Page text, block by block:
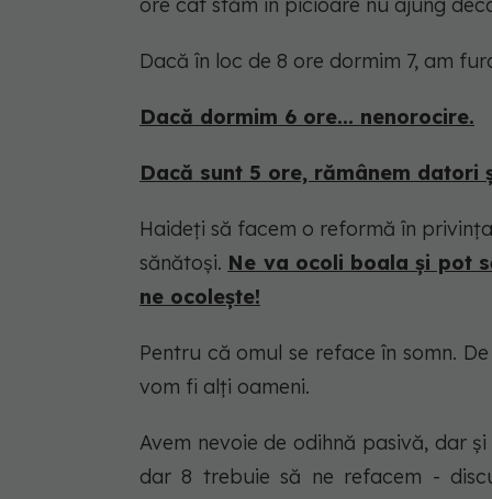
Dacă în loc de 8 ore dormim 7, am
Dacă dormim 6 ore... nenorocire.
Dacă sunt 5 ore, rămânem datori
Haideți să facem o reformă în
sănătoși. Ne va ocoli boala și pot
ne ocolește!
Pentru că omul se reface în somn.
vom fi alți oameni.
Avem nevoie de odihnă pasivă, dar
dar 8 trebuie să ne refacem -